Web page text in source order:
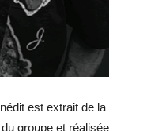
est extrait de la
groupe et réalisée